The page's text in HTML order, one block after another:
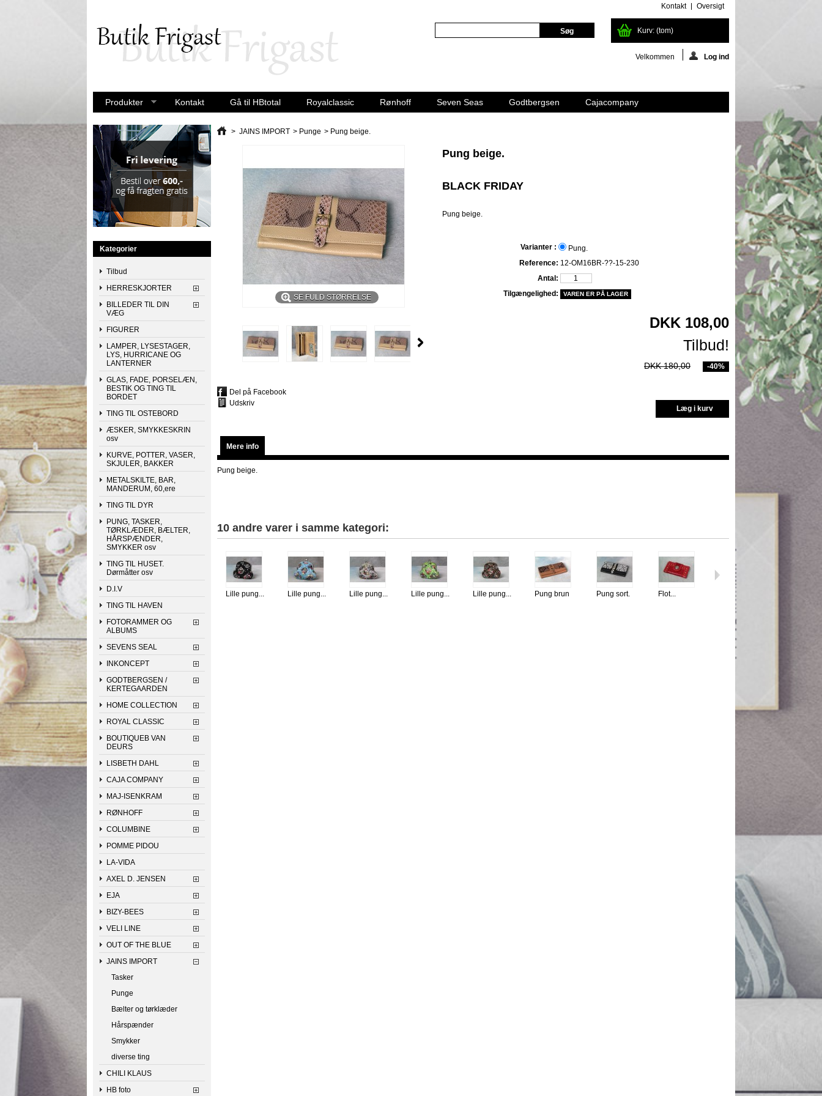
Kontakt Oversigt
Kurv: (tom)
Velkommen Log ind
Produkter Kontakt Gå til HBtotal Royalclassic Rønhoff Seven Seas Godtbergsen Cajacompany
Kategorier
Tilbud
HERRESKJORTER
BILLEDER TIL DIN
VÆG
FIGURER
LAMPER, LYSESTAGER,
LYS, HURRICANE OG
LANTERNER
GLAS, FADE, PORSELÆN,
BESTIK OG TING TIL
BORDET
TING TIL OSTEBORD
ÆSKER, SMYKKESKRIN
osv
KURVE, POTTER, VASER,
SKJULER, BAKKER
METALSKILTE, BAR,
MANDERUM, 60,ere
TING TIL DYR
PUNG, TASKER,
TØRKLÆDER, BÆLTER,
HÅRSPÆNDER,
SMYKKER osv
TING TIL HUSET.
Dørmåtter osv
D.I.V
TING TIL HAVEN
FOTORAMMER OG
ALBUMS
SEVENS SEAL
INKONCEPT
GODTBERGSEN /
KERTEGAARDEN
HOME COLLECTION
ROYAL CLASSIC
BOUTIQUEB VAN
DEURS
LISBETH DAHL
CAJA COMPANY
MAJ-ISENKRAM
RØNHOFF
COLUMBINE
POMME PIDOU
LA-VIDA
AXEL D. JENSEN
EJA
BIZY-BEES
VELI LINE
OUT OF THE BLUE
JAINS IMPORT
Tasker
Punge
Bælter og tørklæder
Hårspænder
Smykker
diverse ting
CHILI KLAUS
HB foto
> JAINS IMPORT > Punge > Pung beige.
SE FULD STØRRELSE
Del på Facebook
Udskriv
Pung beige.
BLACK FRIDAY
Pung beige.
Varianter :
Pung.
Reference: 12-OM16BR-??-15-230
Antal:
Tilgængelighed:
VAREN ER PÅ LAGER
DKK 108,00
Tilbud!
-40%
DKK 180,00
Mere info
Pung beige.
10 andre varer i samme kategori:
Lille pung... Lille pung... Lille pung... Lille pung... Lille pung... Pung brun Pung sort. Flot... Flot...